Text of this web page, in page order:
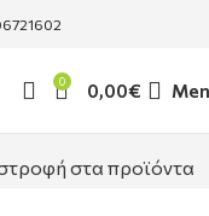
0 0,00€
στα προϊόντα